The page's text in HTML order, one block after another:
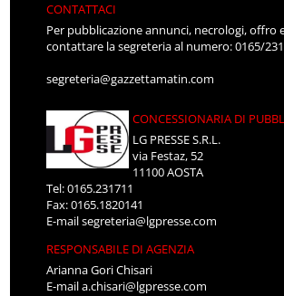
CONTATTACI
Per pubblicazione annunci, necrologi, offro
contattare la segreteria al numero: 0165/
segreteria@gazzettamatin.com
CONCESSIONARIA DI
LG PRESSE S.R.L.
via Festaz, 52
11100 AOSTA
Tel: 0165.231711
Fax: 0165.1820141
E-mailsegreteria@lgpresse.com
RESPONSABILE DI AGENZIA
Arianna Gori Chisari
E-maila.chisari@lgpresse.com